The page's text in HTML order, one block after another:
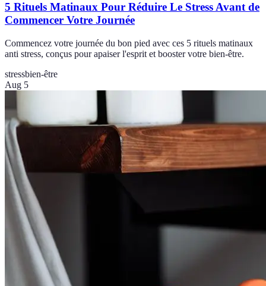
5 Rituels Matinaux Pour Réduire Le Stress Avant de
Commencer Votre Journée
Commencez votre journée du bon pied avec ces 5 rituels matinaux
anti stress, conçus pour apaiser l'esprit et booster votre bien-être.
stressbien-être
Aug 5